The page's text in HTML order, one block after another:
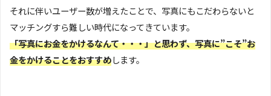
それに伴いユーザー数が増えたことで、写真にもこだわらないと
マッチングすら難しい時代になってきています。
「写真にお金をかけるなんて・・・」と思わず、写真に”こそ”お
金をかけることをおすすめします。